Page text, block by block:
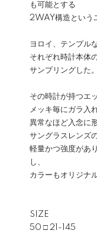
も可能とする
2WAY構造という
ヨロイ、テンプル
それぞれ時計本体
サンプリングした。
その時計が持つエ
メッキ毎にガラ入
異常なほど入念に
サングラスレンズ
軽量かつ強度があ
し、
カラーもオリジナ
SIZE
50 □ 21-145